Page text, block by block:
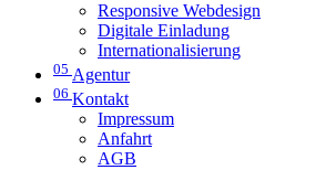
Responsive Webdesign
Digitale Einladung
Internationalisierung
05 Agentur
06 Kontakt
Impressum
Anfahrt
AGB